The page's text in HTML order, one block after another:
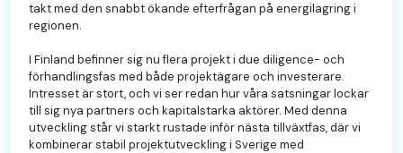
takt med den snabbt ökande efterfrågan på energilagring i
regionen.
I Finland befinner sig nu flera projekt i due diligence- och
förhandlingsfas med både projektägare och investerare.
Intresset är stort, och vi ser redan hur våra satsningar lockar
till sig nya partners och kapitalstarka aktörer. Med denna
utveckling står vi starkt rustade inför nästa tillväxtfas, där vi
kombinerar stabil projektutveckling i Sverige med